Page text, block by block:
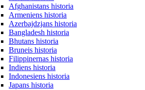
Afghanistans historia
Armeniens historia
Azerbajdzjans historia
Bangladesh historia
Bhutans historia
Bruneis historia
Filippinernas historia
Indiens historia
Indonesiens historia
Japans historia